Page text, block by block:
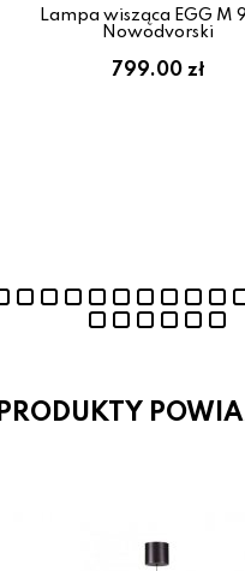
Lampa wisząca EGG M
Nowodvorski
799.00 zł
PRODUKTY